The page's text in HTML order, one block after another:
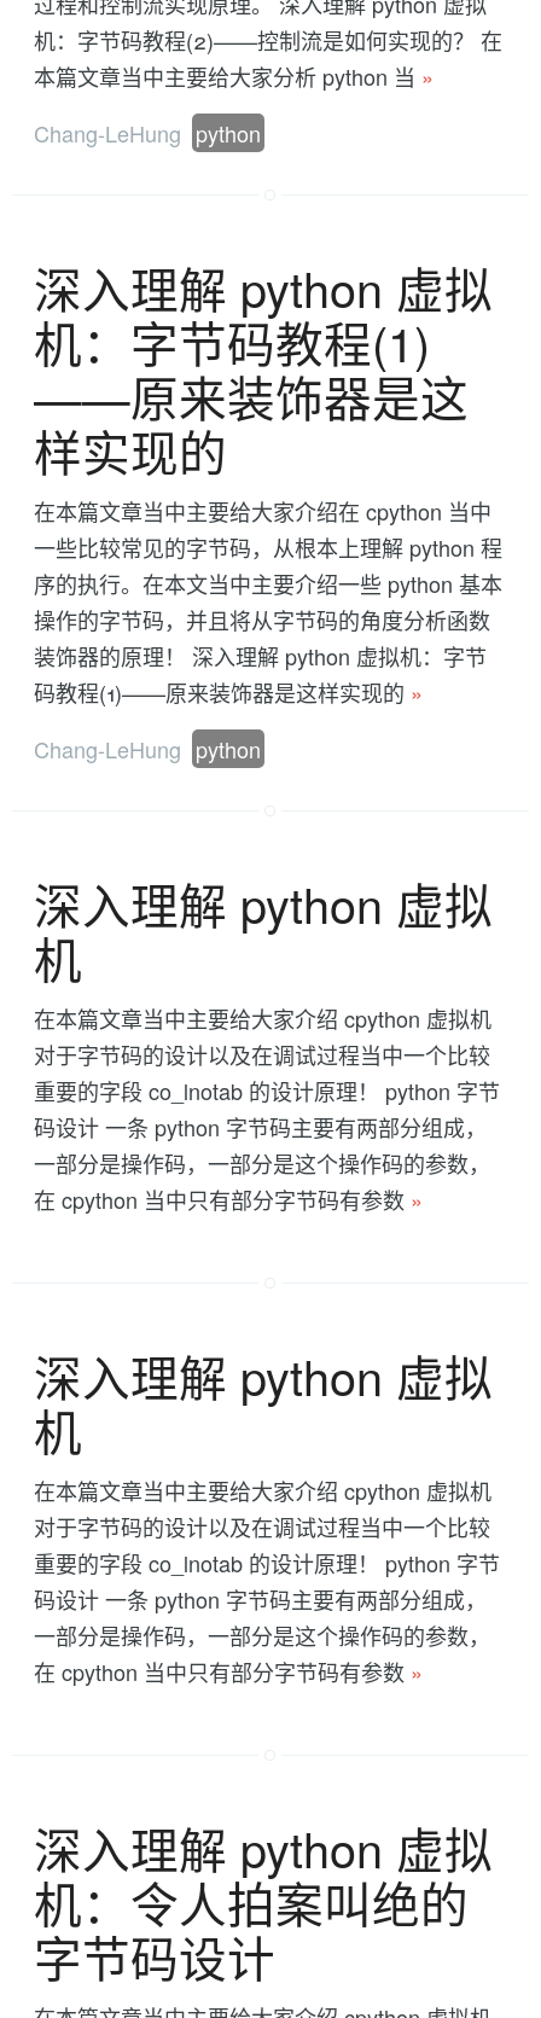
机：字节码教程(2)——控制流是如何实现的？ 在
本篇文章当中主要给大家分析 python 当 »
Chang-LeHung python
深入理解 python 虚拟
机：字节码教程(1)
——原来装饰器是这
样实现的
在本篇文章当中主要给大家介绍在 cpython 当中
一些比较常见的字节码，从根本上理解 python 程
序的执行。在本文当中主要介绍一些 python 基本
操作的字节码，并且将从字节码的角度分析函数
装饰器的原理！ 深入理解 python 虚拟机：字节
码教程(1)——原来装饰器是这样实现的 »
Chang-LeHung python
深入理解 python 虚拟
机
在本篇文章当中主要给大家介绍 cpython 虚拟机
对于字节码的设计以及在调试过程当中一个比较
重要的字段 co_lnotab 的设计原理！ python 字节
码设计 一条 python 字节码主要有两部分组成，
一部分是操作码，一部分是这个操作码的参数，
在 cpython 当中只有部分字节码有参数 »
深入理解 python 虚拟
机
在本篇文章当中主要给大家介绍 cpython 虚拟机
对于字节码的设计以及在调试过程当中一个比较
重要的字段 co_lnotab 的设计原理！ python 字节
码设计 一条 python 字节码主要有两部分组成，
一部分是操作码，一部分是这个操作码的参数，
在 cpython 当中只有部分字节码有参数 »
深入理解 python 虚拟
机：令人拍案叫绝的
字节码设计